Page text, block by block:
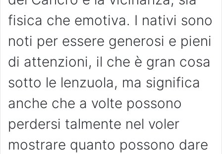
fisica che emotiva. I nativi sono
noti per essere generosi e pieni
di attenzioni, il che è gran cosa
sotto le lenzuola, ma significa
anche che a volte possono
perdersi talmente nel voler
mostrare quanto possono dare